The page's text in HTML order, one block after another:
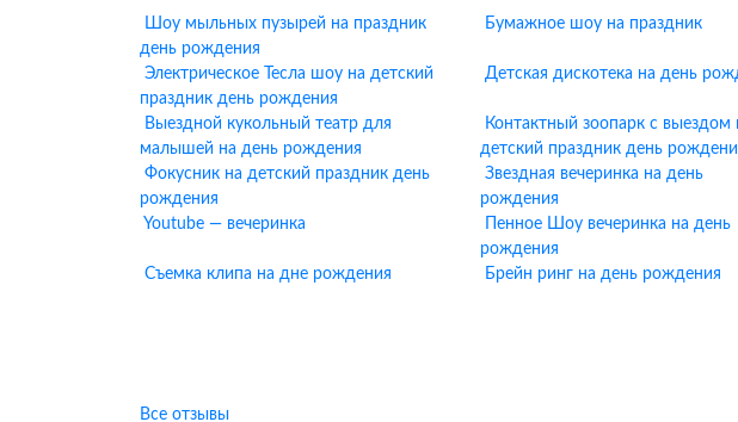
Шоу мыльных пузырей на праздник
день рождения
Бумажное шоу на праздник
Электрическое Тесла шоу на детский
праздник день рождения
Детская дискотека на день
Выездной кукольный театр для
малышей на день рождения
Контактный зоопарк с выездом
детский праздник день
Фокусник на детский праздник день
рождения
Звездная вечеринка на день
рождения
Youtube — вечеринка
Пенное Шоу вечеринка на день
рождения
Съемка клипа на дне рождения Брейн ринг на день рождения
Все отзывы